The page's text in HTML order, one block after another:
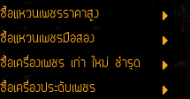
อแหวนเพชรราคาสูง
อแหวนเพชรมือสอง
อเครื่องเพชร เก่า ใหม่ ชำรุด
อเครื่องประดับเพชร